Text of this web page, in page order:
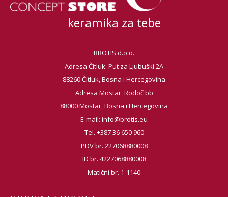
keramika za tebe
BROTIS d.o.o.
Adresa Čitluk: Put za Ljubuški 2A
88260 Čitluk, Bosna i Hercegovina
Adresa Mostar: Rodoč bb
88000 Mostar, Bosna i Hercegovina
E-mail: info@brotis.eu
Tel. +387 36 650 960
PDV br. 227068880008
ID br. 4227068880008
Matični br. 1-1140